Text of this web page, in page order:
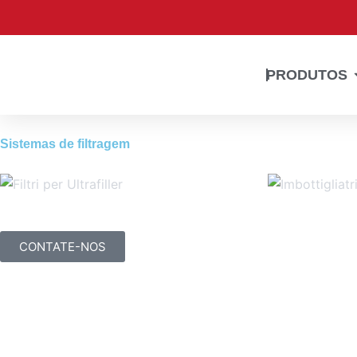
PRODUTOS
Sistemas de filtragem
CONTATE-NOS